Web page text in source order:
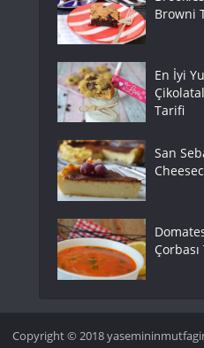
Browni
En İyi
Tarifi
San
Copyright © 2018